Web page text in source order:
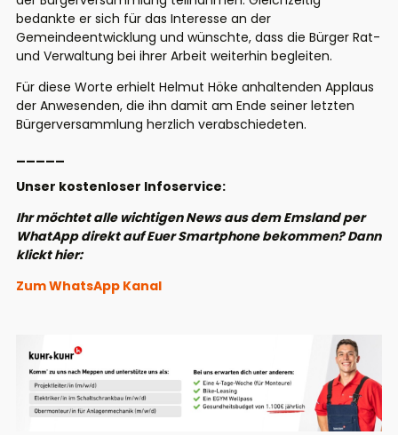
bedankte er sich für das Interesse an der
Gemeindeentwicklung und wünschte, dass die Bürger Rat-
und Verwaltung bei ihrer Arbeit weiterhin begleiten.
Für diese Worte erhielt Helmut Höke anhaltenden Applaus
der Anwesenden, die ihn damit am Ende seiner letzten
Bürgerversammlung herzlich verabschiedeten.
Unser kostenloser Infoservice:
Ihr möchtet alle wichtigen News aus dem Emsland per
WhatApp direkt auf Euer Smartphone bekommen? Dann
klickt hier:
Zum WhatsApp Kanal